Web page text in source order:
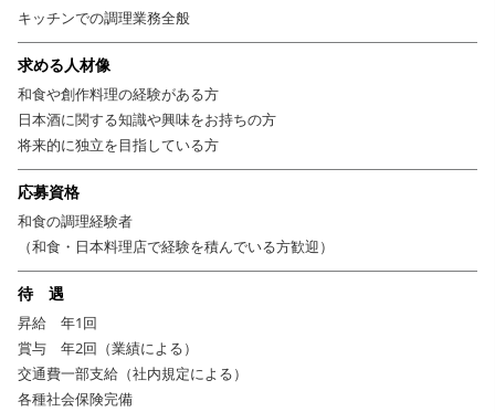
キッチンでの調理業務全般
求める人材像
和食や創作料理の経験がある方
日本酒に関する知識や興味をお持ちの方
将来的に独立を目指している方
応募資格
和食の調理経験者
（和食・日本料理店で経験を積んでいる方歓迎）
待 遇
昇給 年1回
賞与 年2回（業績による）
交通費一部支給（社内規定による）
各種社会保険完備